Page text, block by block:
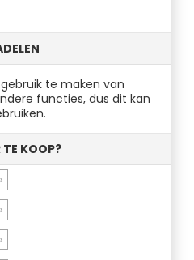
te maken van
functies, dus dit kan
KOOP?